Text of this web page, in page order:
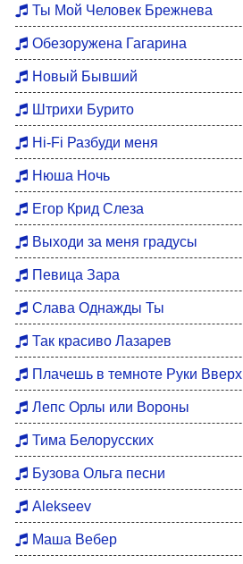
Ты Мой Человек Брежнева
Обезоружена Гагарина
Новый Бывший
Штрихи Бурито
Hi-Fi Разбуди меня
Нюша Ночь
Егор Крид Слеза
Выходи за меня градусы
Певица Зара
Слава Однажды Ты
Так красиво Лазарев
Плачешь в темноте Руки Вверх
Лепс Орлы или Вороны
Тима Белорусских
Бузова Ольга песни
Alekseev
Маша Вебер